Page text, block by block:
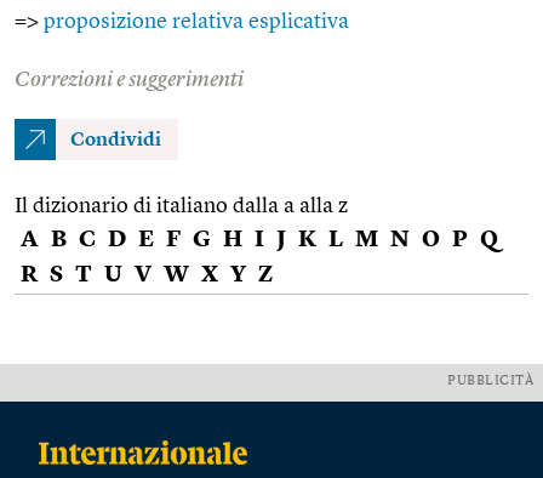
=> proposizione relativa esplicativa
Correzioni e suggerimenti
Condividi
Il dizionario di italiano dalla a alla z
A B C D E F G H I J K L M N O P Q
R S T U V W X Y Z
PUBBLICITÀ